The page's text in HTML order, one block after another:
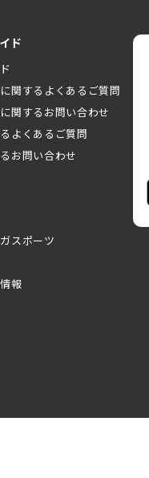
ド
関するよくあるご質問
関するお問い合わせ
よくあるご質問
お問い合わせ
スポーツ
報